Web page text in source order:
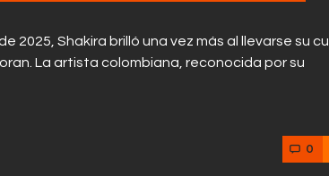
2025, Shakira brilló una vez más al llevarse su
La artista colombiana, reconocida por su
0